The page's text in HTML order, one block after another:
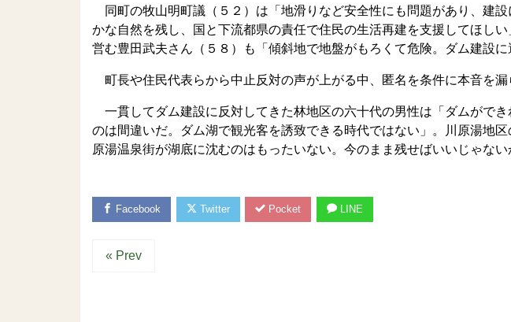
同町の牧山明町議（５２）は「地滑りなど安全性にも問題があり、建
かな自然を残し、国と下流都県の責任で住民の生活再建を支援してほし
営む豊田武夫さん（５８）も「傾斜地で地盤がもろくて危険。ダム建設に
町長や住民代表らから中止反対の声が上がる中、匿名を条件に本音を漏
一貫してダム建設に反対してきた林地区の六十代の男性は「ダムがで
のは間違いだ。ダム湖で観光客を誘致できる時代ではない」。川原湯地
原湯温泉街が湖底に沈むのはもったいない。今のまま残せばいいじゃない
Facebook Twitter Pocket LINE
« Prev